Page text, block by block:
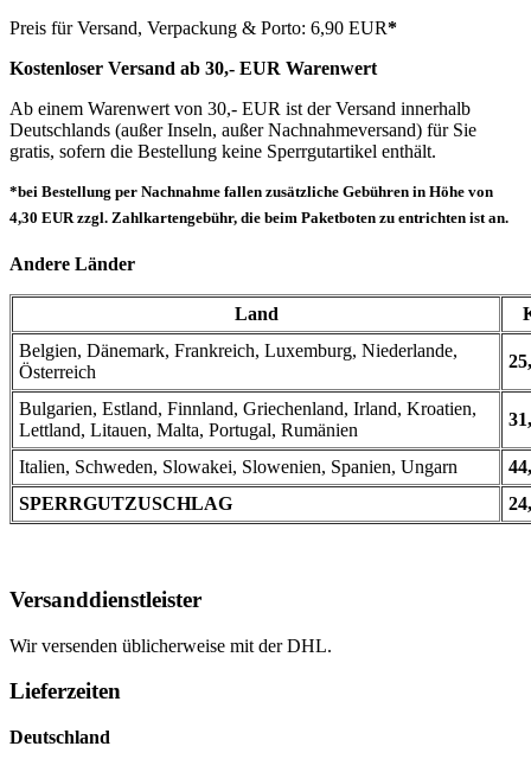
Preis für Versand, Verpackung & Porto: 6,90 EUR*
Kostenloser Versand ab 30,- EUR Warenwert
Ab einem Warenwert von 30,- EUR ist der Versand innerhalb
Deutschlands (außer Inseln, außer Nachnahmeversand) für Sie
gratis, sofern die Bestellung keine Sperrgutartikel enthält.
*bei Bestellung per Nachnahme fallen zusätzliche Gebühren in Höhe von
4,30 EUR zzgl. Zahlkartengebühr, die beim Paketboten zu entrichten ist an.
Andere Länder
Land
Belgien, Dänemark, Frankreich, Luxemburg, Niederlande,
Österreich
Bulgarien, Estland, Finnland, Griechenland, Irland, Kroatien,
Lettland, Litauen, Malta, Portugal, Rumänien
Italien, Schweden, Slowakei, Slowenien, Spanien, Ungarn
SPERRGUTZUSCHLAG
Versanddienstleister
Wir versenden üblicherweise mit der DHL.
Lieferzeiten
Deutschland